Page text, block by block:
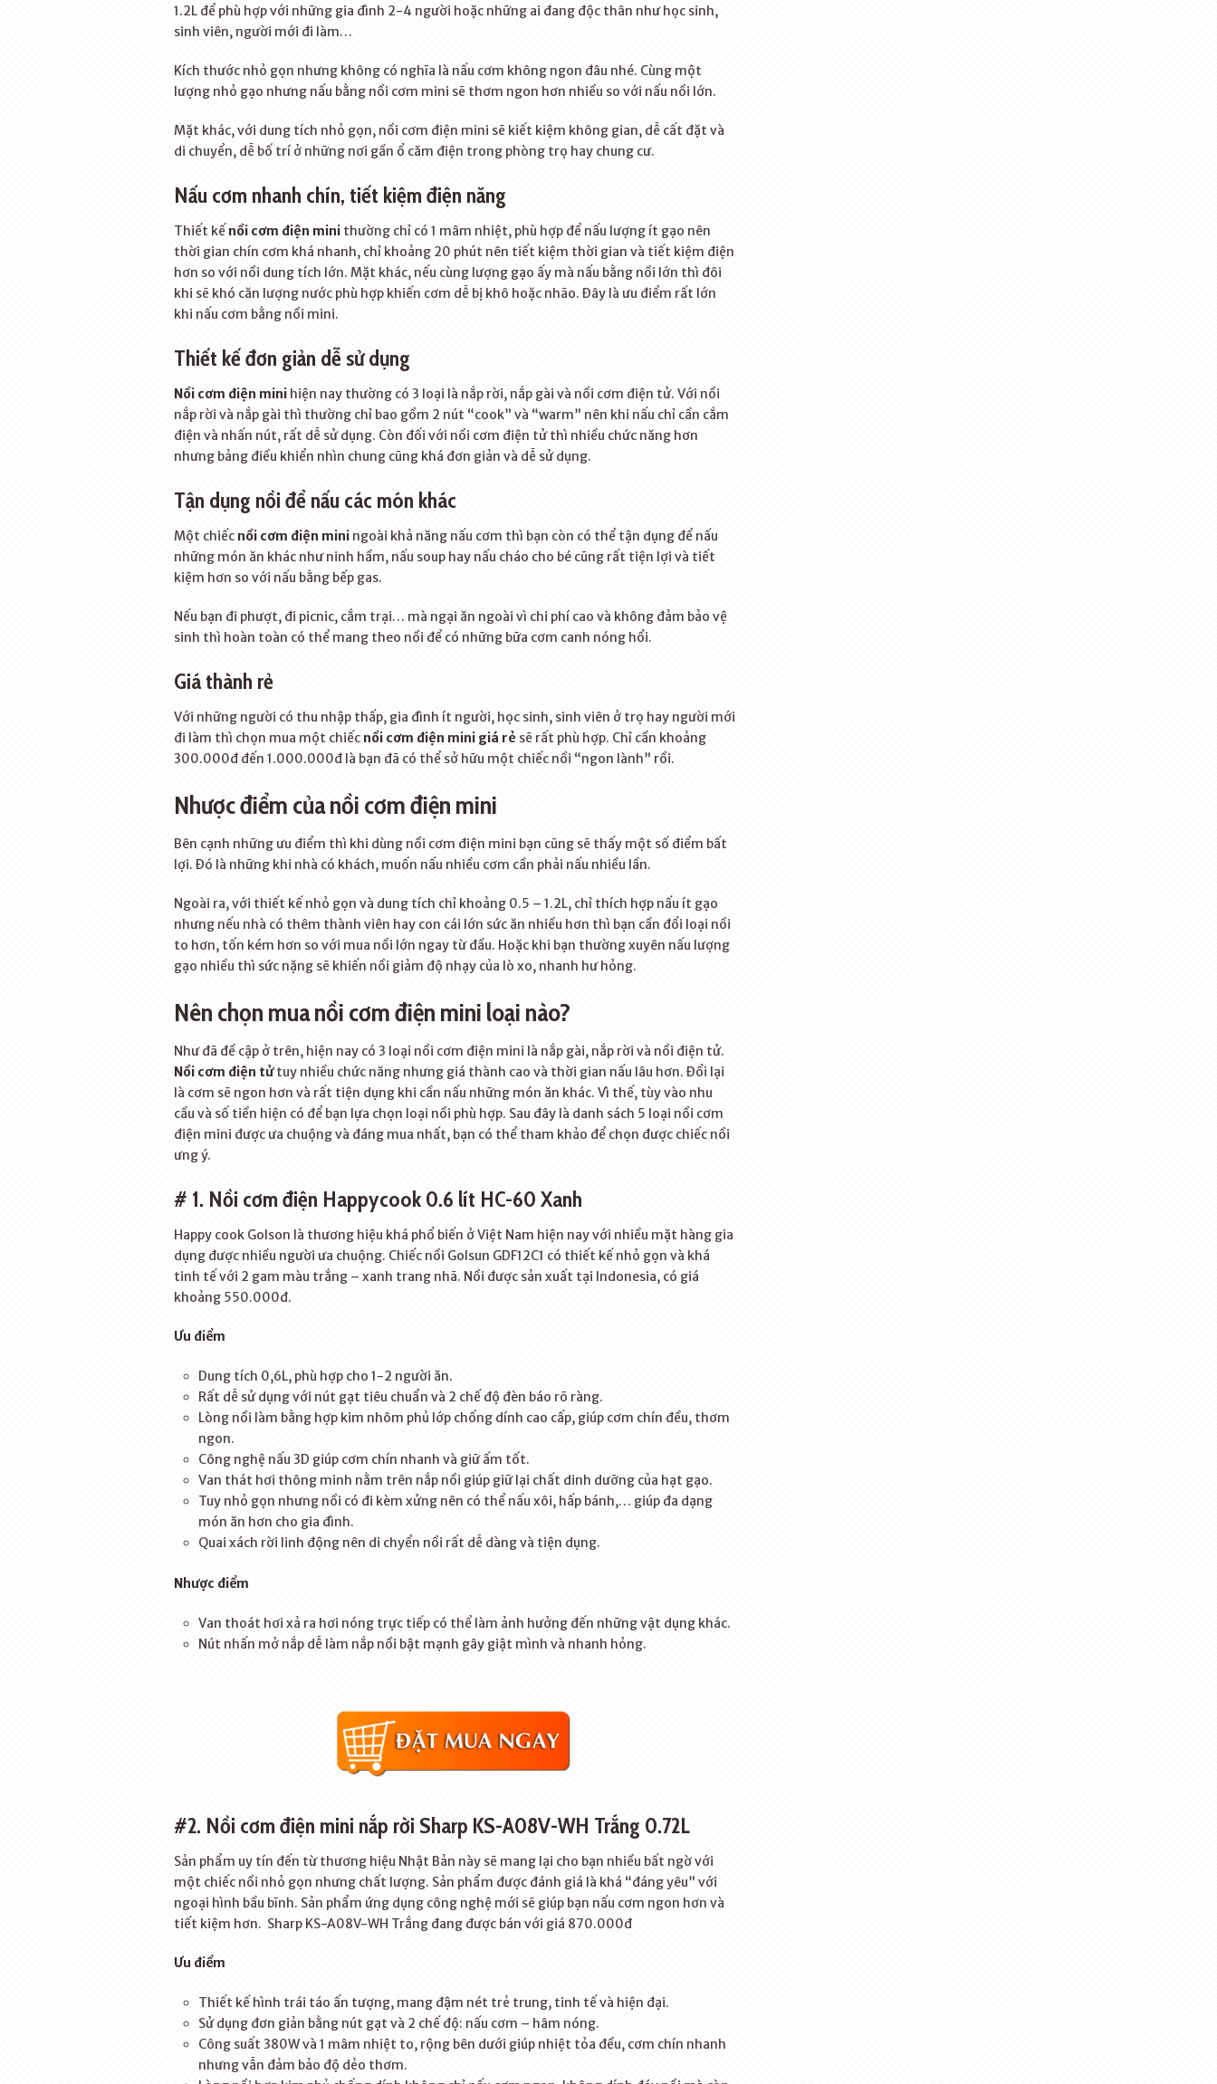
1.2L để phù hợp với những gia đình 2-4 người hoặc những ai đang độc thân như học sinh,
sinh viên, người mới đi làm…
Kích thước nhỏ gọn nhưng không có nghĩa là nấu cơm không ngon đâu nhé. Cùng một
lượng nhỏ gạo nhưng nấu bằng nồi cơm mini sẽ thơm ngon hơn nhiều so với nấu nồi lớn.
Mặt khác, với dung tích nhỏ gọn, nồi cơm điện mini sẽ kiết kiệm không gian, dễ cất đặt và
di chuyển, dễ bố trí ở những nơi gần ổ căm điện trong phòng trọ hay chung cư.
Nấu cơm nhanh chín, tiết kiệm điện năng
Thiết kế nồi cơm điện mini thường chỉ có 1 mâm nhiệt, phù hợp để nấu lượng ít gạo nên
thời gian chín cơm khá nhanh, chỉ khoảng 20 phút nên tiết kiệm thời gian và tiết kiệm điện
hơn so với nồi dung tích lớn. Mặt khác, nếu cùng lượng gạo ấy mà nấu bằng nồi lớn thì đôi
khi sẽ khó căn lượng nước phù hợp khiến cơm dễ bị khô hoặc nhão. Đây là ưu điểm rất lớn
khi nấu cơm bằng nồi mini.
Thiết kế đơn giản dễ sử dụng
Nồi cơm điện mini hiện nay thường có 3 loại là nắp rời, nắp gài và nồi cơm điện tử. Với nồi
nắp rời và nắp gài thì thường chỉ bao gồm 2 nút “cook” và “warm” nên khi nấu chỉ cần cắm
điện và nhấn nút, rất dễ sử dụng. Còn đối với nồi cơm điện tử thì nhiều chức năng hơn
nhưng bảng điều khiển nhìn chung cũng khá đơn giản và dễ sử dụng.
Tận dụng nồi để nấu các món khác
Một chiếc nồi cơm điện mini ngoài khả năng nấu cơm thì bạn còn có thể tận dụng để nấu
những món ăn khác như ninh hầm, nấu soup hay nấu cháo cho bé cũng rất tiện lợi và tiết
kiệm hơn so với nấu bằng bếp gas.
Nếu bạn đi phượt, đi picnic, cắm trại… mà ngại ăn ngoài vì chi phí cao và không đảm bảo vệ
sinh thì hoàn toàn có thể mang theo nồi để có những bữa cơm canh nóng hổi.
Giá thành rẻ
Với những người có thu nhập thấp, gia đình ít người, học sinh, sinh viên ở trọ hay người mới
đi làm thì chọn mua một chiếc nồi cơm điện mini giá rẻ sẽ rất phù hợp. Chỉ cần khoảng
300.000đ đến 1.000.000đ là bạn đã có thể sở hữu một chiếc nồi “ngon lành” rồi.
Nhược điểm của nồi cơm điện mini
Bên cạnh những ưu điểm thì khi dùng nồi cơm điện mini bạn cũng sẽ thấy một số điểm bất
lợi. Đó là những khi nhà có khách, muốn nấu nhiều cơm cần phải nấu nhiều lần.
Ngoài ra, với thiết kế nhỏ gọn và dung tích chỉ khoảng 0.5 – 1.2L, chỉ thích hợp nấu ít gạo
nhưng nếu nhà có thêm thành viên hay con cái lớn sức ăn nhiều hơn thì bạn cần đổi loại nồi
to hơn, tốn kém hơn so với mua nồi lớn ngay từ đầu. Hoặc khi bạn thường xuyên nấu lượng
gạo nhiều thì sức nặng sẽ khiến nồi giảm độ nhạy của lò xo, nhanh hư hỏng.
Nên chọn mua nồi cơm điện mini loại nào?
Như đã đề cập ở trên, hiện nay có 3 loại nồi cơm điện mini là nắp gài, nắp rời và nồi điện tử.
Nồi cơm điện tửtuy nhiều chức năng nhưng giá thành cao và thời gian nấu lâu hơn. Đổi lại
là cơm sẽ ngon hơn và rất tiện dụng khi cần nấu những món ăn khác. Vì thế, tùy vào nhu
cầu và số tiền hiện có để bạn lựa chọn loại nồi phù hợp. Sau đây là danh sách 5 loại nồi cơm
điện mini được ưa chuộng và đáng mua nhất, bạn có thể tham khảo để chọn được chiếc nồi
ưng ý.
# 1. Nồi cơm điện Happycook 0.6 lít HC-60 Xanh
Happy cook Golson là thương hiệu khá phổ biến ở Việt Nam hiện nay với nhiều mặt hàng gia
dụng được nhiều người ưa chuộng. Chiếc nồi Golsun GDF12C1 có thiết kế nhỏ gọn và khá
tinh tế với 2 gam màu trắng – xanh trang nhã. Nồi được sản xuất tại Indonesia, có giá
khoảng 550.000đ.
Ưu điểm
Dung tích 0,6L, phù hợp cho 1-2 người ăn.
Rất dễ sử dụng với nút gạt tiêu chuẩn và 2 chế độ đèn báo rõ ràng.
Lòng nồi làm bằng hợp kim nhôm phủ lớp chống dính cao cấp, giúp cơm chín đều, thơm
ngon.
Công nghệ nấu 3D giúp cơm chín nhanh và giữ ấm tốt.
Van thát hơi thông minh nằm trên nắp nồi giúp giữ lại chất dinh dưỡng của hạt gạo.
Tuy nhỏ gọn nhưng nồi có đi kèm xửng nên có thể nấu xôi, hấp bánh,… giúp đa dạng
món ăn hơn cho gia đình.
Quai xách rời linh động nên di chyển nồi rất dễ dàng và tiện dụng.
Nhược điểm
Van thoát hơi xả ra hơi nóng trực tiếp có thể làm ảnh hưởng đến những vật dụng khác.
Nút nhấn mở nắp dễ làm nắp nồi bật mạnh gây giật mình và nhanh hỏng.
#2. Nồi cơm điện mini nắp rời Sharp KS-A08V-WH Trắng 0.72L
Sản phẩm uy tín đến từ thương hiệu Nhật Bản này sẽ mang lại cho bạn nhiều bất ngờ với
một chiếc nồi nhỏ gọn nhưng chất lượng. Sản phẩm được đánh giá là khá “đáng yêu” với
ngoại hình bầu bĩnh. Sản phẩm ứng dụng công nghệ mới sẽ giúp bạn nấu cơm ngon hơn và
tiết kiệm hơn. Sharp KS-A08V-WH Trắng đang được bán với giá 870.000đ
Ưu điểm
Thiết kế hình trái táo ấn tượng, mang đậm nét trẻ trung, tinh tế và hiện đại.
Sử dụng đơn giản bằng nút gạt và 2 chế độ: nấu cơm – hâm nóng.
Công suất 380W và 1 mâm nhiệt to, rộng bên dưới giúp nhiệt tỏa đều, cơm chín nhanh
nhưng vẫn đảm bảo độ dẻo thơm.